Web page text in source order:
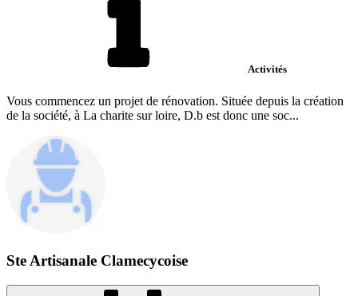
Activités
Vous commencez un projet de rénovation. Située depuis la création
de la société, à La charite sur loire, D.b est donc une soc...
Ste Artisanale Clamecycoise